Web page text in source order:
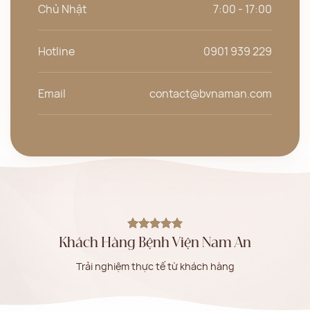
Chủ Nhật 7:00 - 17:00
Hotline 0901 939 229
Email contact@bvnaman.com
Khách Hàng Bệnh Viện Nam An
Trải nghiệm thực tế từ khách hàng